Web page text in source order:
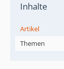
Inhalte
Artikel
Themen